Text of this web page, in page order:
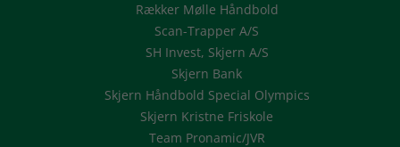
Rækker Mølle Håndbold
Scan-Trapper A/S
SH Invest, Skjern A/S
Skjern Bank
Skjern Håndbold Special Olympics
Skjern Kristne Friskole
Team Pronamic/JVR